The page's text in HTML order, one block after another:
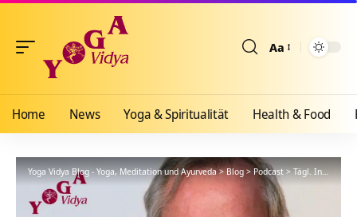
Aa
Home News Yoga & Spiritualität Health & Food
Yoga Vidya Blog - Yoga, Meditation und Ayurveda>Blog>Podcast>Tägl. Inspiration